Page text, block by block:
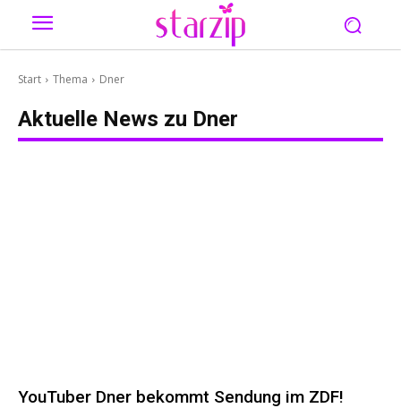
Start Thema Dner
Aktuelle News zu Dner
YouTuber Dner bekommt Sendung im ZDF!